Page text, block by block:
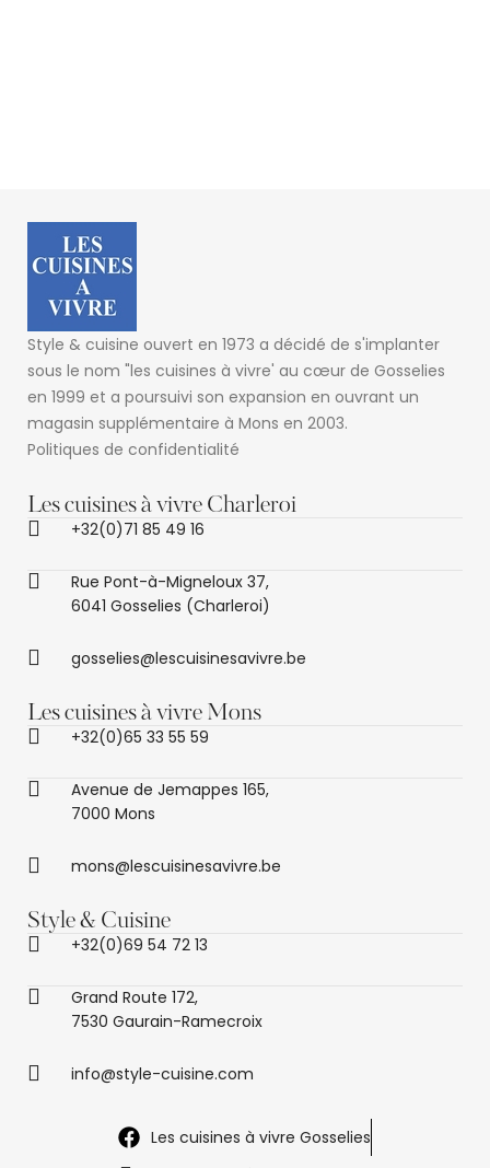
Style & cuisine ouvert en 1973 a décidé de s'implanter
sous le nom "les cuisines à vivre' au cœur de Gosselies
en 1999 et a poursuivi son expansion en ouvrant un
magasin supplémentaire à Mons en 2003.
Politiques de confidentialité
Style & Cuisine
+32(0)69 54 72 13
Grand Route 172,
7530 Gaurain-Ramecroix
info@style-cuisine.com
Les cuisines à vivre Charleroi
+32(0)71 85 49 16
Rue Pont-à-Migneloux 37,
6041 Gosselies (Charleroi)
gosselies@lescuisinesavivre.be
Les cuisines à vivre Mons
+32(0)65 33 55 59
Avenue de Jemappes 165,
7000 Mons
mons@lescuisinesavivre.be
Les cuisines à vivre Gosselies